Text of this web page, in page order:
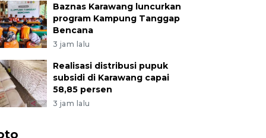
Baznas Karawang luncurkan
program Kampung Tanggap
Bencana
3 jam lalu
Realisasi distribusi pupuk
subsidi di Karawang capai
58,85 persen
3 jam lalu